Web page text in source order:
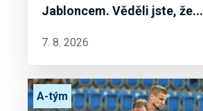
Jabloncem. Věděli jste, že...
7. 8. 2026
A-tým